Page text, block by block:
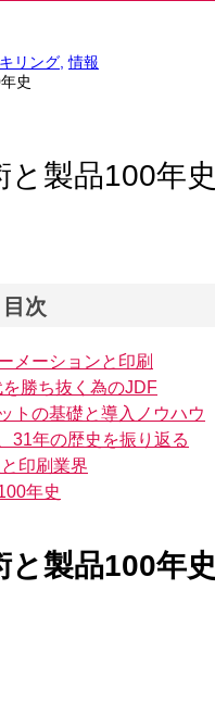
リング, 情報
史
と製品100年史
次
メーションと印刷
勝ち抜く為のJDF
トの基礎と導入ノウハウ
31年の歴史を振り返る
印刷業界
年史
と製品100年史